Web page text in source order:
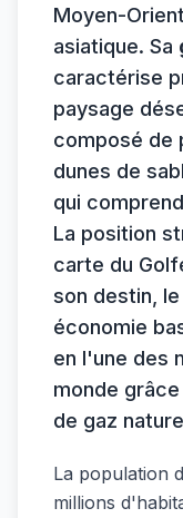
Moyen-
asiatique. Sa
caractérise
paysage
composé de
dunes de
qui
La position
carte du
son destin,
économie
en l'une des
monde
de gaz
La population
millions